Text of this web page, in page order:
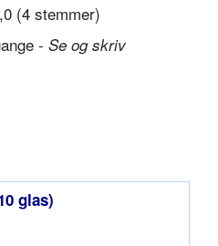
(4 stemmer)
- Se og skriv
glas)